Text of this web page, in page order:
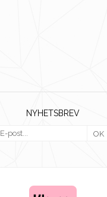
NYHETSBREV
OK